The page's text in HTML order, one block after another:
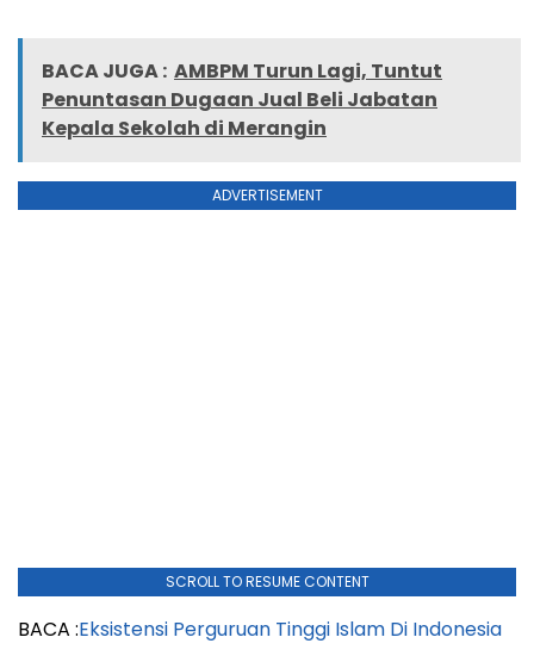
BACA JUGA : AMBPM Turun Lagi, Tuntut
Penuntasan Dugaan Jual Beli Jabatan
Kepala Sekolah di Merangin
ADVERTISEMENT
SCROLL TO RESUME CONTENT
BACA :Eksistensi Perguruan Tinggi Islam Di Indonesia